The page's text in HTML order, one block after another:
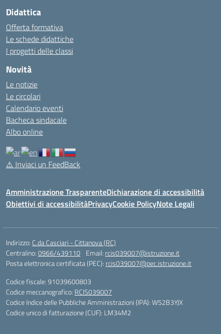
Didattica
Offerta formativa
Le schede didattiche
I progetti delle classi
Novità
Le notizie
Le circolari
Calendario eventi
Bacheca sindacale
Albo online
⚠️ Inviaci un FeedBack
Amministrazione TrasparenteDichiarazione di accessibilità
Obiettivi di accessibilitàPrivacyCookie PolicyNote Legali
Indirizzo: C.da Casciari - Cittanova (RC)
Centralino:0966/439110 Email: rcis039007@istruzione.it
Posta elettronica certificata (PEC): rcis039007@pec.istruzione.it
Codice fiscale: 91039600803
Codice meccanografico: RCIS039007
Codice Indice delle Pubbliche Amministrazioni (IPA): W52B3YJX
Codice unico di fatturazione (CUF): LM34M2